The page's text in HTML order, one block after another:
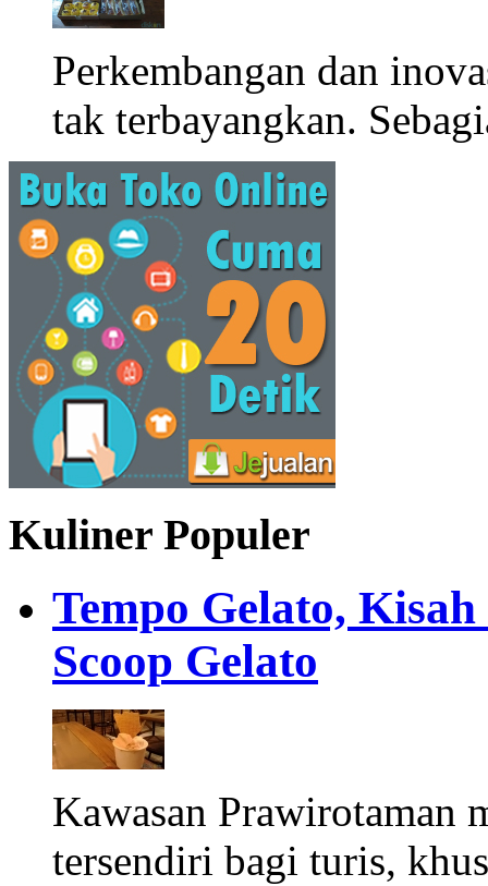
Perkembangan dan
tak terbayangkan.
Kuliner Populer
Tempo Gelato,
Scoop Gelato
Kawasan Prawirotaman
tersendiri bagi turis,